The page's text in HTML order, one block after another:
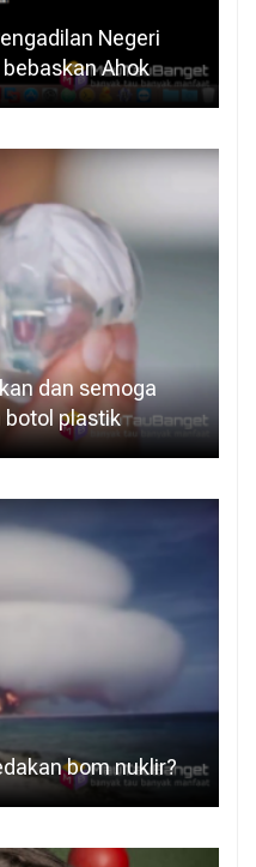
Negeri
Ahok
dan semoga
botol plastik
bom nuklir?